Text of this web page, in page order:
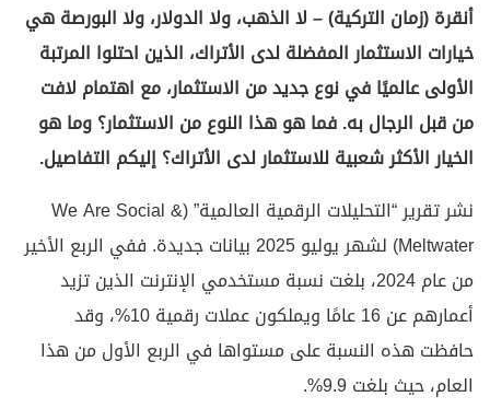
أنقرة (زمان التركية) – لا الذهب، ولا الدولار، ولا البورصة هي
خيارات الاستثمار المفضلة لدى الأتراك، الذين احتلوا المرتبة
الأولى عالميًا في نوع جديد من الاستثمار، مع اهتمام لافت
من قبل الرجال به. فما هو هذا النوع من الاستثمار؟ وما هو
الخيار الأكثر شعبية للاستثمار لدى الأتراك؟ إليكم التفاصيل.
نشر تقرير “التحليلات الرقمية العالمية” (We Are Social &
Meltwater) لشهر يوليو 2025 بيانات جديدة. ففي الربع الأخير
من عام 2024، بلغت نسبة مستخدمي الإنترنت الذين تزيد
أعمارهم عن 16 عامًا ويملكون عملات رقمية 10%، وقد
حافظت هذه النسبة على مستواها في الربع الأول من هذا
العام، حيث بلغت 9.9%.